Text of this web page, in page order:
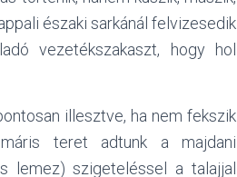
északi sarkánál felvizesedik
vezetékszakaszt, hogy hol
illesztve, ha nem fekszik
teret adtunk a majdani
lemez) szigeteléssel a talajjal